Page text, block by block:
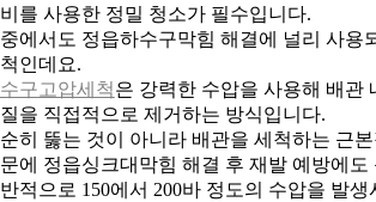
를 사용한 정밀 청소가 필수입니다.
에서도 정읍하수구막힘 해결에 널리 사용
인데요.
구고압세척은 강력한 수압을 사용해 배관
을 직접적으로 제거하는 방식입니다.
히 뚫는 것이 아니라 배관을 세척하는 근본
에 정읍싱크대막힘 해결 후 재발 예방에도
적으로 150에서 200바 정도의 수압을 발